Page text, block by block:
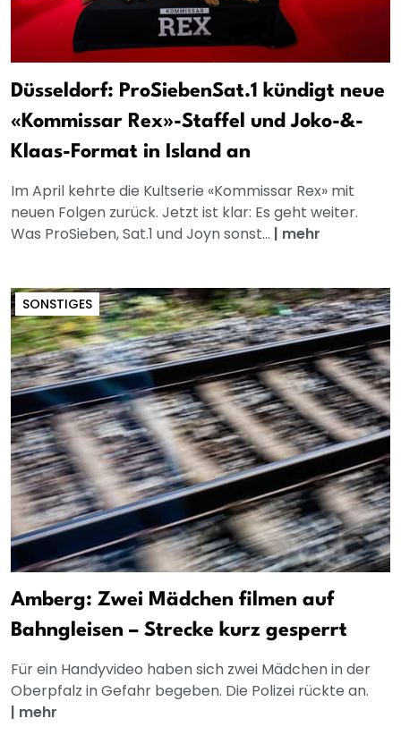
Düsseldorf: ProSiebenSat.1 kündigt neue
«Kommissar Rex»-Staffel und Joko-&-
Klaas-Format in Island an
Im April kehrte die Kultserie «Kommissar Rex» mit
neuen Folgen zurück. Jetzt ist klar: Es geht weiter.
Was ProSieben, Sat.1 und Joyn sonst... | mehr
SONSTIGES
Amberg: Zwei Mädchen filmen auf
Bahngleisen – Strecke kurz gesperrt
Für ein Handyvideo haben sich zwei Mädchen in der
Oberpfalz in Gefahr begeben. Die Polizei rückte an.
| mehr